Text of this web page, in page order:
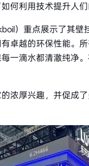
何利用技术提升人
）重点展示了其
卓越的环保性能。
一滴水都清澈纯净
浓厚兴趣，并促成